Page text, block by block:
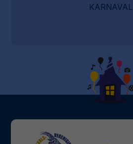
KARNAVAL